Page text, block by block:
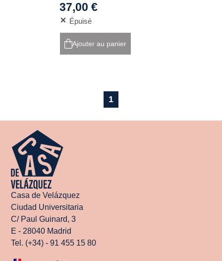
37,00 €
Épuisé
Ajouter au panier
1
Casa de Velázquez
Ciudad Universitaria
C/ Paul Guinard, 3
E - 28040 Madrid
Tel. (+34) - 91 455 15 80